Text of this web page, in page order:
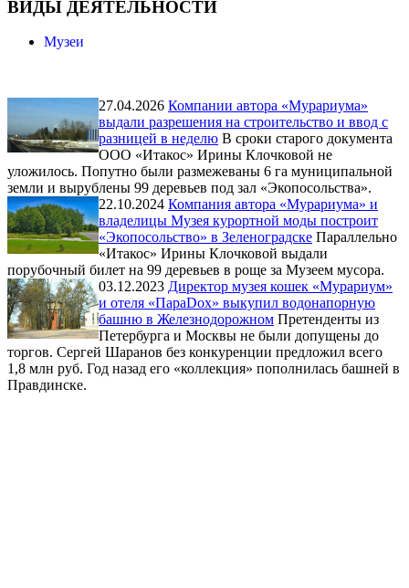
ВИДЫ ДЕЯТЕЛЬНОСТИ
Музеи
27.04.2026 Компании автора «Мурариума»
выдали разрешения на строительство и ввод с
разницей в неделю В сроки старого документа
ООО «Итакос» Ирины Клочковой не
уложилось. Попутно были размежеваны 6 га муниципальной
земли и вырублены 99 деревьев под зал «Экопосольства».
22.10.2024 Компания автора «Мурариума» и
владелицы Музея курортной моды построит
«Экопосольство» в Зеленоградске Параллельно
«Итакос» Ирины Клочковой выдали
порубочный билет на 99 деревьев в роще за Музеем мусора.
03.12.2023 Директор музея кошек «Мурариум»
и отеля «ПараDox» выкупил водонапорную
башню в Железнодорожном Претенденты из
Петербурга и Москвы не были допущены до
торгов. Сергей Шаранов без конкуренции предложил всего
1,8 млн руб. Год назад его «коллекция» пополнилась башней в
Правдинске.